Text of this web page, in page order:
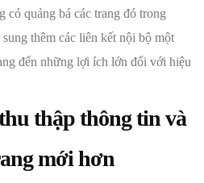
có quảng bá các trang đó trong
thêm các liên kết nội bộ một
đến những lợi ích lớn đối với hiệu
thập thông tin và
mới hơn